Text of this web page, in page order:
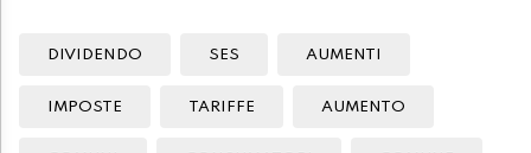
DIVIDENDO SES AUMENTI
IMPOSTE TARIFFE AUMENTO